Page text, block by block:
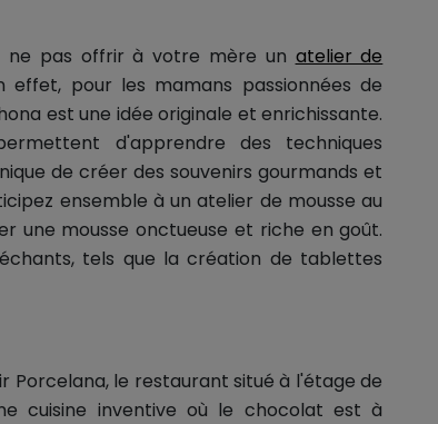
ne pas offrir à votre mère un atelier de
effet, pour les mamans passionnées de
est une idée originale et enrichissante.
d'apprendre des techniques
de créer des souvenirs gourmands et
ensemble à un atelier de mousse au
une mousse onctueuse et riche en goût.
tels que la création de tablettes
Porcelana, le restaurant situé à l'étage de
cuisine inventive où le chocolat est à